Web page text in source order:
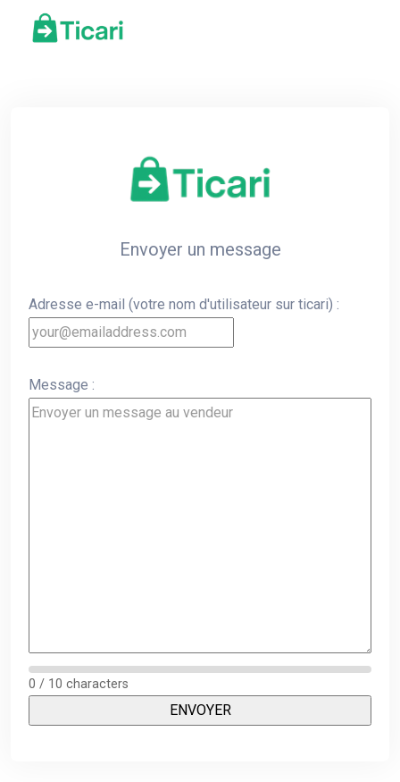
Envoyer un message
Adresse e-mail (votre nom d'utilisateur sur ticari) :
Message :
0 / 10 characters